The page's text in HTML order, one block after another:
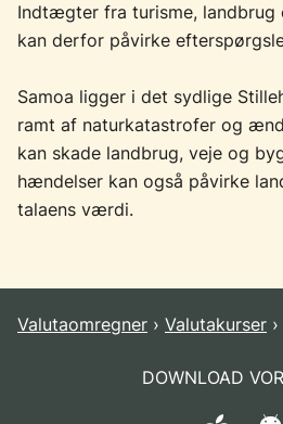
Indtægter fra turisme, landbrug
kan derfor påvirke
Samoa ligger i det sydlige
ramt af naturkatastrofer og
kan skade landbrug, veje og
hændelser kan også påvirke
talaens værdi.
Valutaomregner Valutakurser
DOWNLOAD